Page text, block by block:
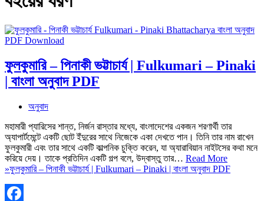
ফুলকুমারি – পিনাকী ভট্টাচার্য | Fulkumari – Pinaki
| বাংলা অনুবাদ PDF
অনুবাদ
মহামারী প্যারিসের শান্ত, নির্জন রাস্তার মধ্যে, বাংলাদেশের একজন শরণার্থী তার
অ্যাপার্টমেন্টে একটি ছোট ইঁদুরের সাথে নিজেকে একা দেখতে পান। তিনি তার নাম রাখেন
ফুলকুমারী এবং তার সাথে একটি কাল্পনিক চুক্তি করেন, যা অ্যারাবিয়ান নাইটসের কথা মনে
করিয়ে দেয়। তাকে প্রতিদিন একটি গল্প বলে, উদ্বাস্তু তার… Read More
»ফুলকুমারি – পিনাকী ভট্টাচার্য | Fulkumari – Pinaki | বাংলা অনুবাদ PDF